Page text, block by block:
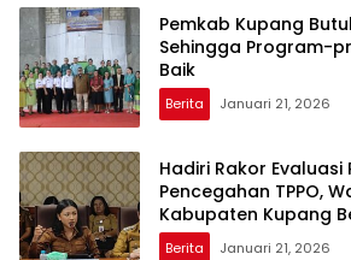
Pemkab Kupang
Sehingga Program-
Baik
Berita Januari 21, 2026
Hadiri Rakor Evaluasi
Pencegahan TPPO,
Kabupaten Kupang
Berita Januari 21, 2026